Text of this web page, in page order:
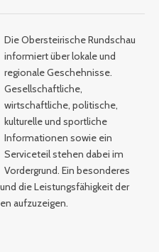
Die Obersteirische Rundschau
informiert über lokale und
regionale Geschehnisse.
Gesellschaftliche,
wirtschaftliche, politische,
kulturelle und sportliche
Informationen sowie ein
Serviceteil stehen dabei im
Vordergrund. Ein besonderes
die Leistungsfähigkeit der
aufzuzeigen.